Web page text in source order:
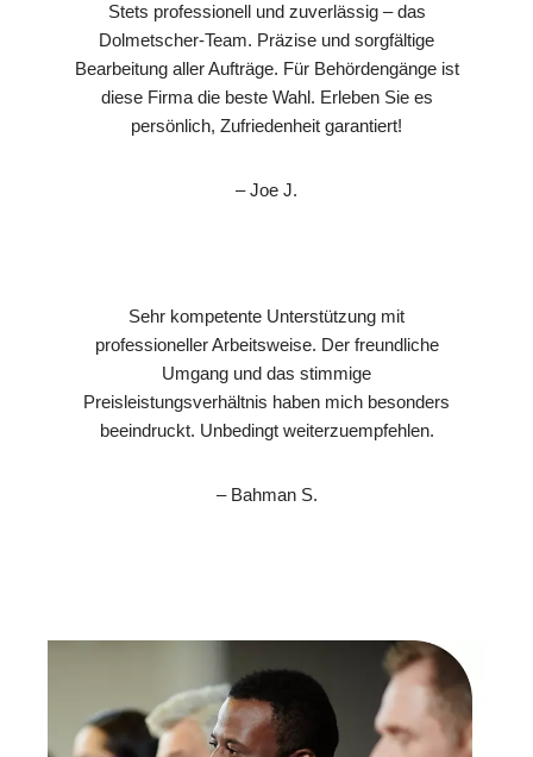
Stets professionell und zuverlässig – das
Dolmetscher-Team. Präzise und sorgfältige
Bearbeitung aller Aufträge. Für Behördengänge ist
diese Firma die beste Wahl. Erleben Sie es
persönlich, Zufriedenheit garantiert!
– Joe J.
Sehr kompetente Unterstützung mit
professioneller Arbeitsweise. Der freundliche
Umgang und das stimmige
Preisleistungsverhältnis haben mich besonders
beeindruckt. Unbedingt weiterzuempfehlen.
– Bahman S.